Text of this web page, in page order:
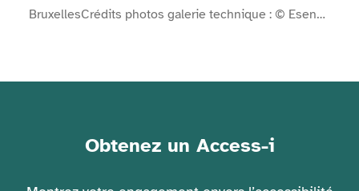
avec des marches au niveau du rez-de-chaussée,
ou de prévenir le personnel présent à l'entrée pour
alternative.L’ascenseur est disponible pour se
BruxellesCrédits photos galerie technique : © Esenca
Obtenez un Access-i